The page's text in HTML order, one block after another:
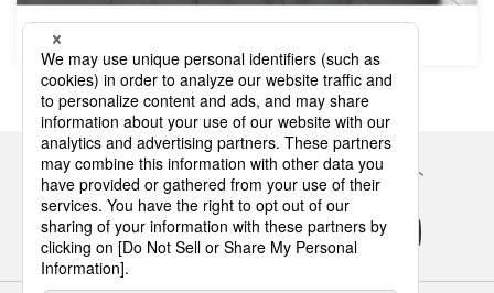
システムキッチン
Panasonicの住まい・くらし SNSアカウント